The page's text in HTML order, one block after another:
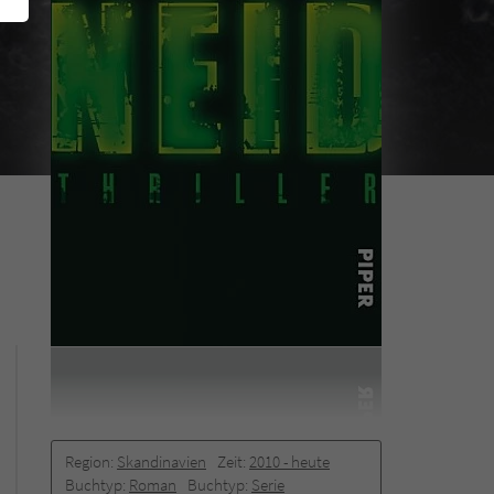
Region: Skandinavien Zeit: 2010 -­ heute
Buchtyp: Roman Buchtyp: Serie